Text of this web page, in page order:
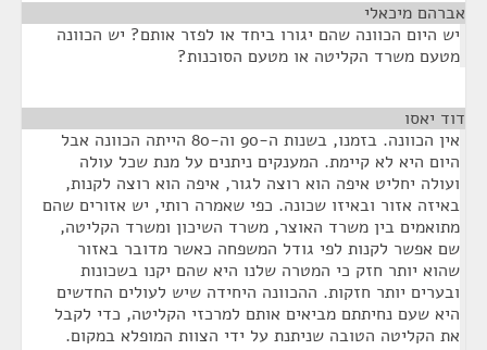
אברהם מיכאלי
יש היום הכוונה שהם יגורו ביחד או לפזר אותם? יש הכוונה
מטעם משרד הקליטה או מטעם הסוכנות?
דוד יאסו
אין הכוונה. בזמנו, בשנות ה-90 וה-80 הייתה הכוונה אבל
היום היא לא קיימת. המענקים ניתנים על מנת שכל עולה
ועולה יחליט איפה הוא רוצה לגור, איפה הוא רוצה לקנות,
באיזה אזור ובאיזו שכונה. כפי שאמרה רותי, יש אזורים שהם
מתואמים בין משרד האוצר, משרד השיכון ומשרד הקליטה,
שם אפשר לקנות לפי גודל המשפחה כאשר מדובר באזור
שהוא יותר חזק כי המטרה שלנו היא שהם יקנו בשכונות
ובערים יותר חזקות. ההכוונה היחידה שיש לעולים החדשים
היא שעם נחיתתם מביאים אותם למרכזי הקליטה, כדי לקבל
את הקליטה הטובה שניתנת על ידי הצוות המופלא במקום.